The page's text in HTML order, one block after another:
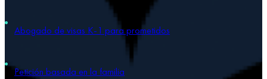
Abogado de visas K-1 para prometidos
Petición basada en la familia